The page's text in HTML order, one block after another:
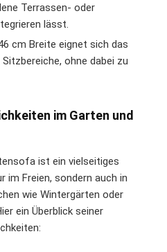
Terrassen- oder
lässt.
cm Breite eignet sich das
ohne dabei zu
im Garten und
ist ein vielseitiges
im Freien, sondern auch in
wie Wintergärten oder
ein Überblick seiner